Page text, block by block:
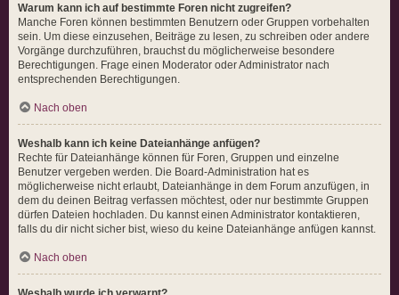
Warum kann ich auf bestimmte Foren nicht zugreifen?
Manche Foren können bestimmten Benutzern oder Gruppen vorbehalten
sein. Um diese einzusehen, Beiträge zu lesen, zu schreiben oder andere
Vorgänge durchzuführen, brauchst du möglicherweise besondere
Berechtigungen. Frage einen Moderator oder Administrator nach
entsprechenden Berechtigungen.
Nach oben
Weshalb kann ich keine Dateianhänge anfügen?
Rechte für Dateianhänge können für Foren, Gruppen und einzelne
Benutzer vergeben werden. Die Board-Administration hat es
möglicherweise nicht erlaubt, Dateianhänge in dem Forum anzufügen, in
dem du deinen Beitrag verfassen möchtest, oder nur bestimmte Gruppen
dürfen Dateien hochladen. Du kannst einen Administrator kontaktieren,
falls du dir nicht sicher bist, wieso du keine Dateianhänge anfügen kannst.
Nach oben